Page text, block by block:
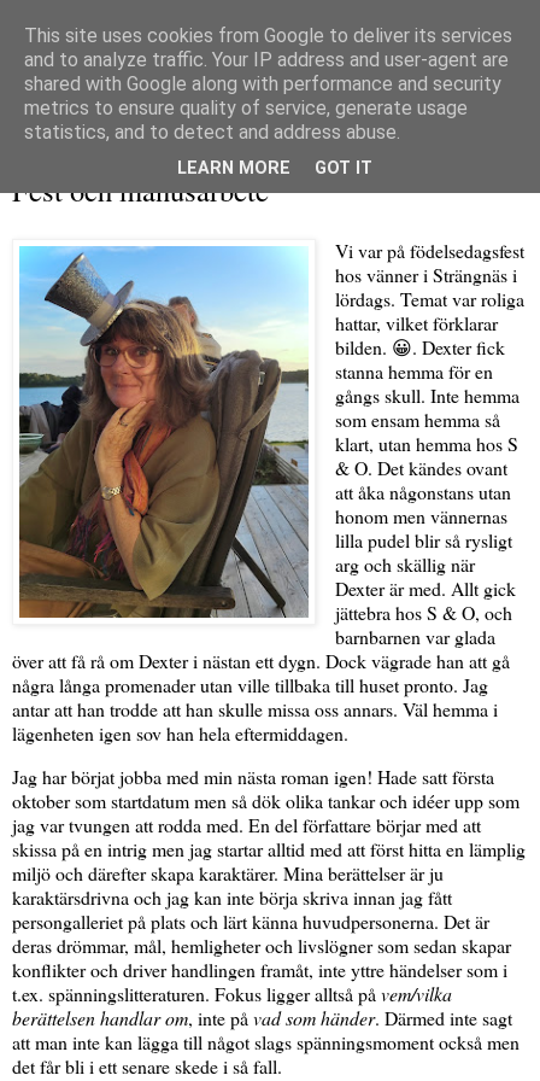
Fest och manusarbete
Vi var på födelsedagsfest
hos vänner i Strängnäs i
lördags. Temat var roliga
hattar, vilket förklarar
bilden. 😀. Dexter fick
stanna hemma för en
gångs skull. Inte hemma
som ensam hemma så
klart, utan hemma hos S
& O. Det kändes ovant
att åka någonstans utan
honom men vännernas
lilla pudel blir så rysligt
arg och skällig när
Dexter är med. Allt gick
jättebra hos S & O, och
barnbarnen var glada
över att få rå om Dexter i nästan ett dygn. Dock vägrade han att gå
några långa promenader utan ville tillbaka till huset pronto. Jag
antar att han trodde att han skulle missa oss annars. Väl hemma i
lägenheten igen sov han hela eftermiddagen.
Jag har börjat jobba med min nästa roman igen! Hade satt första
oktober som startdatum men så dök olika tankar och idéer upp som
jag var tvungen att rodda med. En del författare börjar med att
skissa på en intrig men jag startar alltid med att först hitta en lämplig
miljö och därefter skapa karaktärer. Mina berättelser är ju
karaktärsdrivna och jag kan inte börja skriva innan jag fått
persongalleriet på plats och lärt känna huvudpersonerna. Det är
deras drömmar, mål, hemligheter och livslögner som sedan skapar
konflikter och driver handlingen framåt, inte yttre händelser som i
t.ex. spänningslitteraturen. Fokus ligger alltså på vem/vilka
berättelsen handlar om, inte på vad som händer. Därmed inte sagt
att man inte kan lägga till något slags spänningsmoment också men
det får bli i ett senare skede i så fall.
This site uses cookies from Google to deliver its services
and to analyze traffic. Your IP address and user-agent are
shared with Google along with performance and security
metrics to ensure quality of service, generate usage
statistics, and to detect and address abuse.
LEARN MORE GOT IT